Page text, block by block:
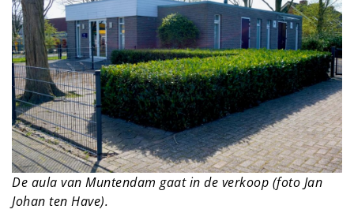
De aula van Muntendam gaat in de verkoop (foto Jan
Johan ten Have).